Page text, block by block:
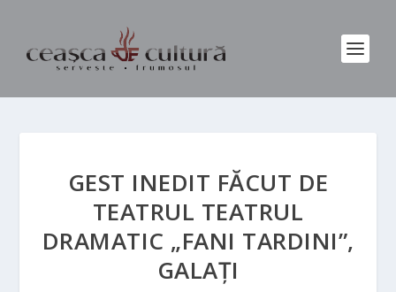
GEST INEDIT FĂCUT DE
TEATRUL TEATRUL
DRAMATIC „FANI TARDINI”,
GALAȚI